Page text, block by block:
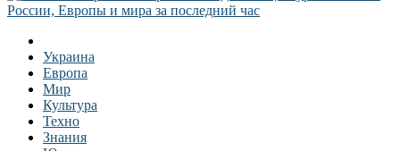
Украина
Европа
Мир
Культура
Техно
Знания